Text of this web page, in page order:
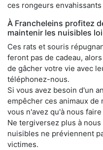
ces rongeurs
À Francheleins profitez
maintenir les nuisibles
Ces rats et souris
feront pas de cadeau,
de gâcher votre vie avec
téléphonez-nous.
Si vous avez besoin d'un
empêcher ces animaux
vous n'avez qu'à nous
Ne tergiversez plus à
nuisibles ne préviennent
victimes.